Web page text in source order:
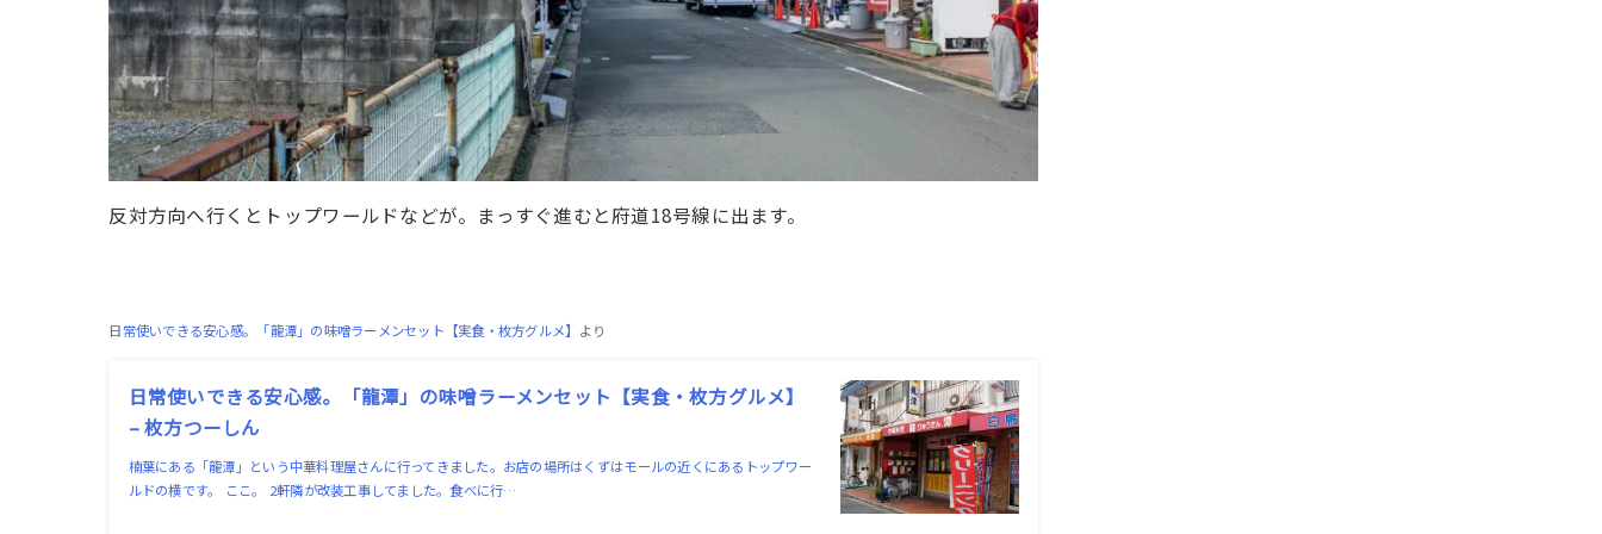
反対方向へ行くとトップワールドなどが。まっすぐ進むと府道18号線に出ます。
日常使いできる安心感。「龍潭」の味噌ラーメンセット【実食・枚方グルメ】 より
日常使いできる安心感。「龍潭」の味噌ラーメンセット【実食・枚方グルメ】
– 枚方つーしん
楠葉にある「龍潭」という中華料理屋さんに行ってきました。お店の場所はくずはモールの近くにあるトップワー
ルドの横です。 ここ。 2軒隣が改装工事してました。食べに行…